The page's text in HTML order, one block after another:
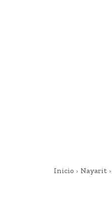
Inicio Nayarit